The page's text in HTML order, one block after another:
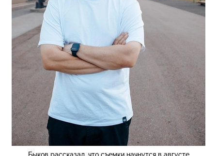
Быков рассказал, что съемки начнутся в августе